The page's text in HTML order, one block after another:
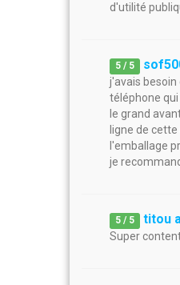
d'utilité
5 / 5
j'avais
téléphone qui
le grand
ligne de
l'emballage
je
5 / 5 titou
Super